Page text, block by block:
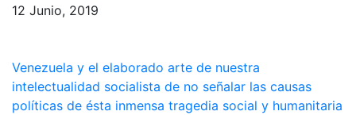
12 Junio, 2019
Venezuela y el elaborado arte de nuestra
intelectualidad socialista de no señalar las causas
políticas de ésta inmensa tragedia social y humanitaria